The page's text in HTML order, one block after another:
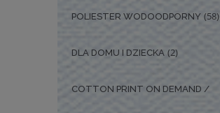
POLIESTER WODOODPORNY (58)
DLA DOMU I DZIECKA (2)
COTTON PRINT ON DEMAND /